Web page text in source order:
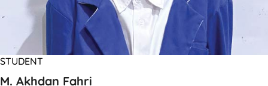
STUDENT
M. Akhdan Fahri